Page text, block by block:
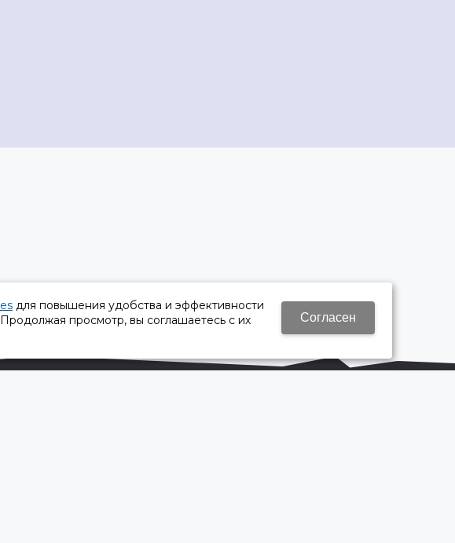
для повышения удобства и эффективности
просмотр, вы соглашаетесь с их
Согласен